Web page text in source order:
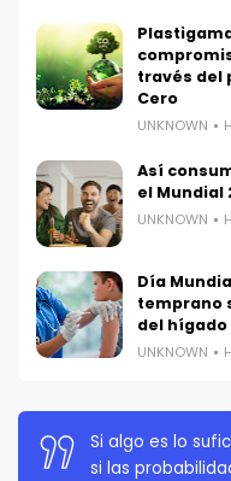
través del
Cero
UNKNOWN
Así
el Mundial
UNKNOWN
Día
temprano
del hígado
UNKNOWN
Si algo es lo
si las